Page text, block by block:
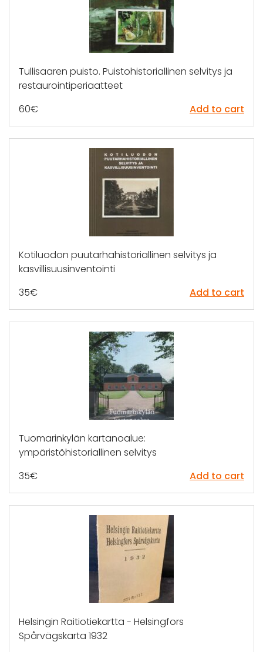
Tullisaaren puisto. Puistohistoriallinen selvitys ja
restaurointiperiaatteet
60€ Add to cart
Kotiluodon puutarhahistoriallinen selvitys ja
kasvillisuusinventointi
35€ Add to cart
Tuomarinkylän kartanoalue:
ympäristöhistoriallinen selvitys
35€ Add to cart
Helsingin Raitiotiekartta - Helsingfors
Spårvägskarta 1932